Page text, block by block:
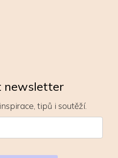
newsletter
tipů i soutěží.